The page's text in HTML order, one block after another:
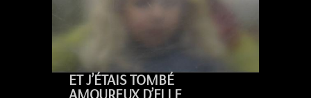
ET J’ÉTAIS TOMBÉ
AMOUREUX D’ELLE